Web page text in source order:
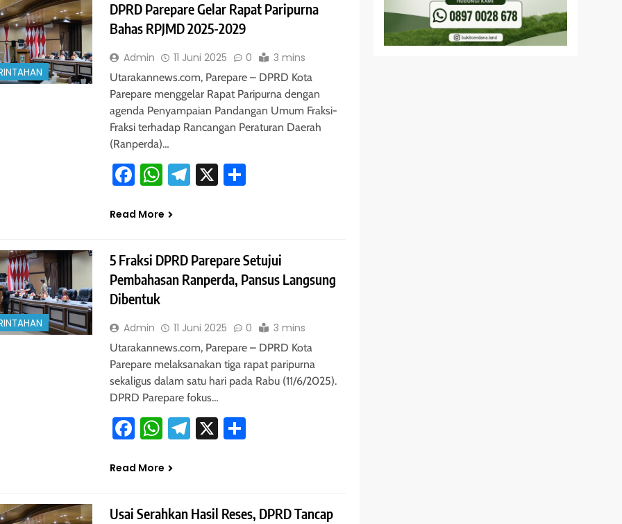
DPRD Parepare Gelar Rapat Paripurna
Bahas RPJMD 2025-2029
Admin 11 Juni 2025 0 3 mins
Utarakannews.com, Parepare – DPRD Kota
Parepare menggelar Rapat Paripurna dengan
agenda Penyampaian Pandangan Umum Fraksi-
Fraksi terhadap Rancangan Peraturan Daerah
(Ranperda)…
Facebook
WhatsApp
Telegram
X Share
Read More
5 Fraksi DPRD Parepare Setujui
Pembahasan Ranperda, Pansus Langsung
Dibentuk
Admin 11 Juni 2025 0 3 mins
Utarakannews.com, Parepare – DPRD Kota
Parepare melaksanakan tiga rapat paripurna
sekaligus dalam satu hari pada Rabu (11/6/2025).
DPRD Parepare fokus…
Facebook
WhatsApp
Telegram
X Share
Read More
Usai Serahkan Hasil Reses, DPRD Tancap